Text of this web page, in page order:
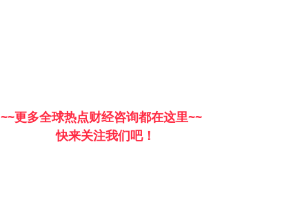
                                               ~~更多全球热点财经咨询都在这里~~
                                                               快来关注我们吧！